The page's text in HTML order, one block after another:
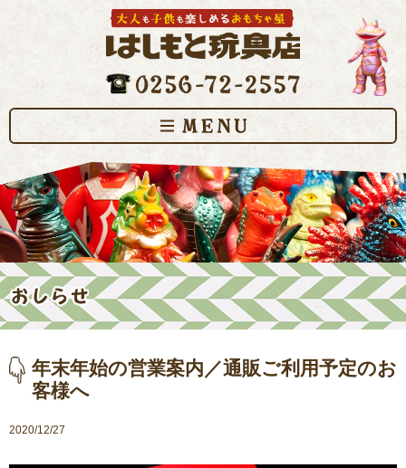
年末年始の営業案内／通販ご利用予定のお
客様へ
2020/12/27